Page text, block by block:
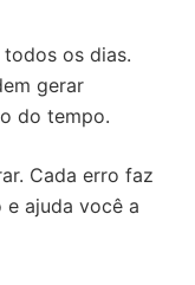
os dias.
gerar
do tempo.
Cada erro faz
ajuda você a